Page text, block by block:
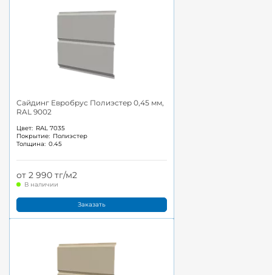
Сайдинг Евробрус Полиэстер 0,45 мм,
RAL 9002
Цвет: RAL 7035
Покрытие: Полиэстер
Толщина: 0.45
от 2 990 тг/м2
В наличии
Заказать